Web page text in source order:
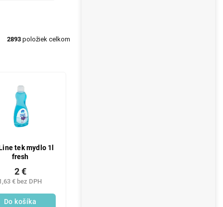
2893 položiek celkom
tek mydlo 1l
fresh
€ bez DPH
2 €
Do košíka